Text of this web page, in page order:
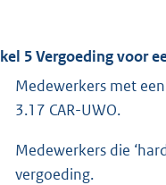
5 Vergoeding voor
Medewerkers met
3.17 CAR-UWO.
Medewerkers die
vergoeding.